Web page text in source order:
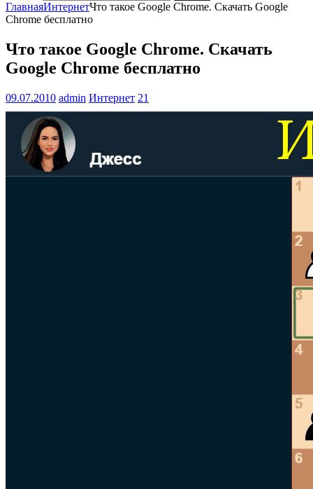
ГлавнаяИнтернетЧто такое Google Chrome. Скачать Google
Chrome бесплатно
Что такое Google Chrome. Скачать
Google Chrome бесплатно
09.07.2010 admin Интернет 21